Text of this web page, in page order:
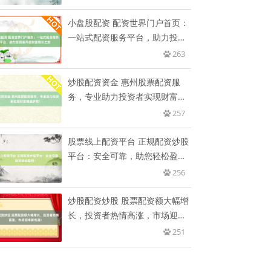
小盘股配资 配资世界门户首页：
一站式配资服务平台，助力投资
263
炒股配资资金 惠州股票配资服
务，专业助力投资者实现财富增
257
股票线上配资平台 正规配资炒股
平台：安全可靠，助您轻松盈
256
炒股配资炒股 股票配资额大幅增
长，投资者热情高涨，市场迎来
251